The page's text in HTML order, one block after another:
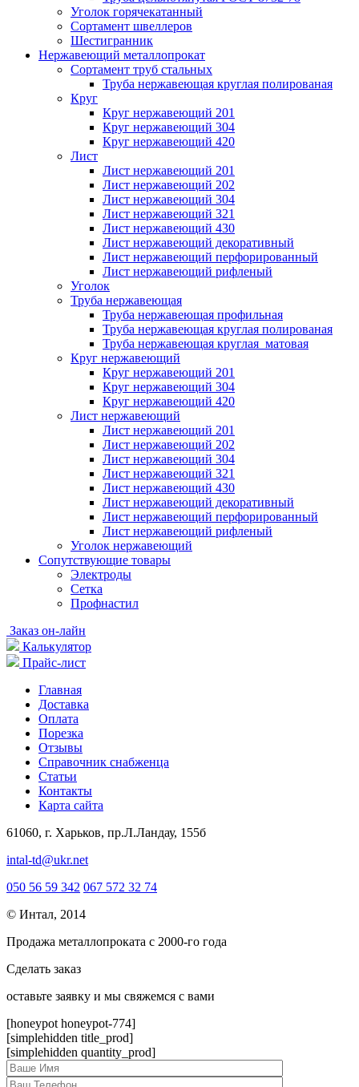
Уголок горячекатанный
Сортамент швеллеров
Шестигранник
Нержавеющий металлопрокат
Сортамент труб стальных
Труба нержавеющая круглая полированая
Круг
Круг нержавеющий 201
Круг нержавеющий 304
Круг нержавеющий 420
Лист
Лист нержавеющий 201
Лист нержавеющий 202
Лист нержавеющий 304
Лист нержавеющий 321
Лист нержавеющий 430
Лист нержавеющий декоративный
Лист нержавеющий перфорированный
Лист нержавеющий рифленый
Уголок
Труба нержавеющая
Труба нержавеющая профильная
Труба нержавеющая круглая полированая
Труба нержавеющая круглая матовая
Круг нержавеющий
Круг нержавеющий 201
Круг нержавеющий 304
Круг нержавеющий 420
Лист нержавеющий
Лист нержавеющий 201
Лист нержавеющий 202
Лист нержавеющий 304
Лист нержавеющий 321
Лист нержавеющий 430
Лист нержавеющий декоративный
Лист нержавеющий перфорированный
Лист нержавеющий рифленый
Уголок нержавеющий
Cопутствующие товары
Электроды
Сетка
Профнастил
Заказ он-лайн
Калькулятор
Прайс-лист
Главная
Доставка
Оплата
Порезка
Отзывы
Справочник снабженца
Статьи
Контакты
Карта сайта
61060, г. Харьков, пр.Л.Ландау, 155б
intal-td@ukr.net
050 56 59 342 067 572 32 74
© Интал, 2014
Продажа металлопроката с 2000-го года
Сделать заказ
оcтавьте заявку и мы свяжемся с вами
[honeypot honeypot-774]
[simplehidden title_prod]
[simplehidden quantity_prod]